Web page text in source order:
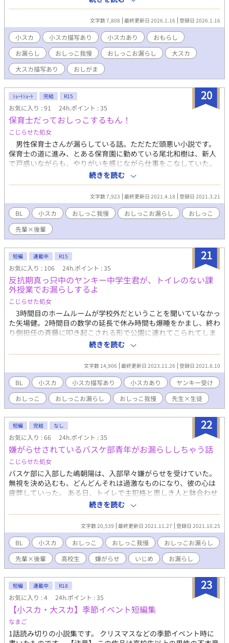
話読み切りの短編集です。 テーマ（お風呂の神様）は統一です
が、読み切りなので興味のあるものだけを読んでいただけます。
【注意】 この作品は高校生以上の男性の不本意なおもらしを題材
としています。 恋愛要素は多分ありませんが、あるとすればゆる
いBL、もしくは女攻めになると思います。 【以下は章にて分類し
ます】 小スカ、大スカ、小大スカ(両方)、嘔吐あり 【以下はタイ
トルに記します】 BL、BL未満、CPなし(カップリングなし)、女
攻め 【区分について】 ・BL：恋愛関係にあるものを指します
を指します ・CPなし：互いに友情100％、赤の他人、ただのクラ
スメイト等のものを指します ・女攻め：男女CPですが女性が攻め
のものを指します
文字数 7,808 最終更新日 2026.1.16 登録日 2026.1.16
小スカ 小スカ描写あり 小スカあり
おもらし
お漏らし
おしっこ我慢 おしっこお漏らし
大スカ
大スカ描写あり
おしがま
20
ｼｮｰﾄｼｮｰﾄ 完結 R15
お気に入り : 91 24h.ポイント : 35
保育士だっておしっこするもん！
こじらせた処女
男性保育士さんが漏らしている話。ただただ頭悪い小説です。
保育士の道に進み、とある保育園に勤めている尾北和樹は、新人
で戸惑いながらも、やりがいを感じながら仕事をこなしていた。
しかし、男性保育士というものはまだまだ珍しく浸透していな
い。それでも和樹が通う園にはもう一人、男性保育士がいた。名
前は多田木遼、２つ年上。 園児と一緒に用を足すな。ある日の
朝礼で受けた注意は、尾北和樹に向けられたものだった。他の女
性職員の前で言われて顔を真っ赤にする和樹に、気にしないよう
に、と多田木はいうが、保護者からのクレームだ。信用問題に関
わり、同性職員の多田木にも迷惑をかけてしまう、そう思い、そ
の日から3階の隅にある職員トイレを使うようになった。 しか
し、尾北は一日中トイレに行かなくても平気な多田木とは違い、3
時間に一回行かないと限界を迎えてしまう体質。加えて激務だ。
園児と一緒に済ませるから、今までなんとかやってこれたのだ。
それからというものの、限界ギリギリで間に合う、なんて危ない
状況が何度か見受けられた。 ある日の紅葉が色づく頃、事件
は起こる。その日は何かとタイミングが掴めなくて、いつもより
さらに忙しかった。やっとトイレにいける、そう思ったところ
で、前を押さえた幼児に捕まってしまい…?
続きを読む
文字数 7,923 最終更新日 2021.4.18 登録日 2021.3.21
BL 小スカ おしっこ我慢 おしっこお漏らし
おしっこ
先輩×後輩
21
短編 連載中 R15
お気に入り : 106 24h.ポイント : 35
反抗期真っ只中のヤンキー中学生君が、トイレのない課
外授業でお漏らしするよ
こじらせた処女
3時間目のホームルームが学校外だということを聞いていなかっ
た矢場健。2時間目の数学の延長で休み時間も爆睡をかまし、終わ
り側担任の斉藤に叩き起こされる形で公園に連れてこられてしま
う。トイレに行きたかった(それもかなり)彼は、バックれるフリ
をして案内板に行き、トイレの場所を探すも、見つからず…？
続きを読む
文字数 14,906 最終更新日 2023.11.26 登録日 2021.8.10
BL 小スカ 小スカ描写あり 小スカあり
ヤンキー受け
おしっこ
おしっこお漏らし おしっこ我慢 先生×生徒
22
短編 完結 なし
お気に入り : 66 24h.ポイント : 35
嫌がらせされているバスケ部青年がお漏らししちゃう話
こじらせた処女
バスケ部に入部した嶋朝陽は、入部早々嫌がらせを受けていた。
無視を決め込むも、どんどんそれは過激なものになり、彼の心は
疲弊していった。 ある日、トイレで主犯格と思しき人と鉢合わせ
てしまう。精神的に参っていた朝陽はやめてくれと言うが、証拠
がないのに一方的に犯人扱いされた、とさらに目をつけられてし
まい、トイレを済ませることができないまま外周が始まってしま
い…？
続きを読む
文字数 20,539 最終更新日 2021.11.27 登録日 2021.10.25
BL 小スカ おしっこ おしっこ我慢
おしっこお漏らし
先輩×後輩
高校生 嫌がらせ いじめ お漏らし
23
短編 連載中 R18
お気に入り : 4 24h.ポイント : 35
【小スカ・大スカ】季節イベント短編集
なまご
1話読み切りの小説集です。 クリスマスなどの季節イベント時に